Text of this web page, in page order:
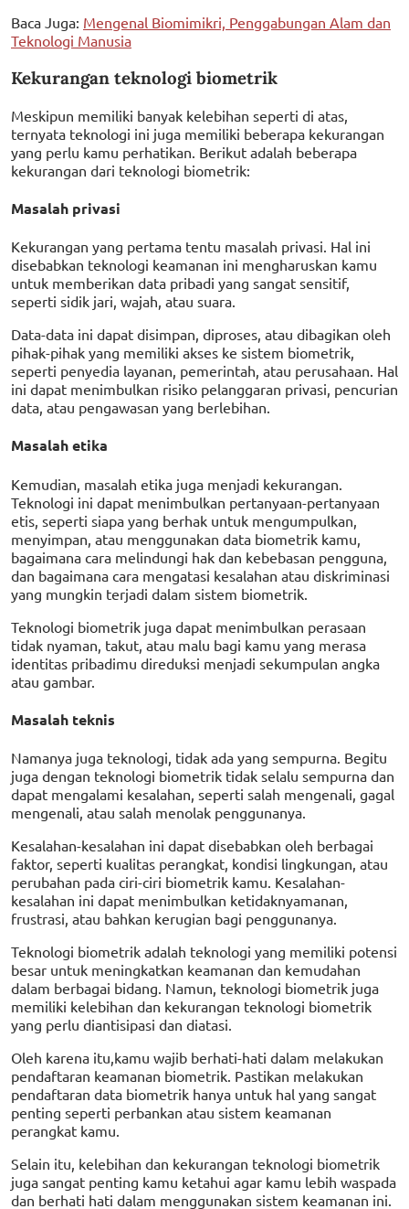
Baca Juga: Mengenal Biomimikri, Penggabungan Alam dan
Teknologi Manusia
Kekurangan teknologi biometrik
Meskipun memiliki banyak kelebihan seperti di atas,
ternyata teknologi ini juga memiliki beberapa kekurangan
yang perlu kamu perhatikan. Berikut adalah beberapa
kekurangan dari teknologi biometrik:
Masalah privasi
Kekurangan yang pertama tentu masalah privasi. Hal ini
disebabkan teknologi keamanan ini mengharuskan kamu
untuk memberikan data pribadi yang sangat sensitif,
seperti sidik jari, wajah, atau suara.
Data-data ini dapat disimpan, diproses, atau dibagikan oleh
pihak-pihak yang memiliki akses ke sistem biometrik,
seperti penyedia layanan, pemerintah, atau perusahaan. Hal
ini dapat menimbulkan risiko pelanggaran privasi, pencurian
data, atau pengawasan yang berlebihan.
Masalah etika
Kemudian, masalah etika juga menjadi kekurangan.
Teknologi ini dapat menimbulkan pertanyaan-pertanyaan
etis, seperti siapa yang berhak untuk mengumpulkan,
menyimpan, atau menggunakan data biometrik kamu,
bagaimana cara melindungi hak dan kebebasan pengguna,
dan bagaimana cara mengatasi kesalahan atau diskriminasi
yang mungkin terjadi dalam sistem biometrik.
Teknologi biometrik juga dapat menimbulkan perasaan
tidak nyaman, takut, atau malu bagi kamu yang merasa
identitas pribadimu direduksi menjadi sekumpulan angka
atau gambar.
Masalah teknis
Namanya juga teknologi, tidak ada yang sempurna. Begitu
juga dengan teknologi biometrik tidak selalu sempurna dan
dapat mengalami kesalahan, seperti salah mengenali, gagal
mengenali, atau salah menolak penggunanya.
Kesalahan-kesalahan ini dapat disebabkan oleh berbagai
faktor, seperti kualitas perangkat, kondisi lingkungan, atau
perubahan pada ciri-ciri biometrik kamu. Kesalahan-
kesalahan ini dapat menimbulkan ketidaknyamanan,
frustrasi, atau bahkan kerugian bagi penggunanya.
Teknologi biometrik adalah teknologi yang memiliki potensi
besar untuk meningkatkan keamanan dan kemudahan
dalam berbagai bidang. Namun, teknologi biometrik juga
memiliki kelebihan dan kekurangan teknologi biometrik
yang perlu diantisipasi dan diatasi.
Oleh karena itu,kamu wajib berhati-hati dalam melakukan
pendaftaran keamanan biometrik. Pastikan melakukan
pendaftaran data biometrik hanya untuk hal yang sangat
penting seperti perbankan atau sistem keamanan
perangkat kamu.
Selain itu, kelebihan dan kekurangan teknologi biometrik
juga sangat penting kamu ketahui agar kamu lebih waspada
dan berhati hati dalam menggunakan sistem keamanan ini.